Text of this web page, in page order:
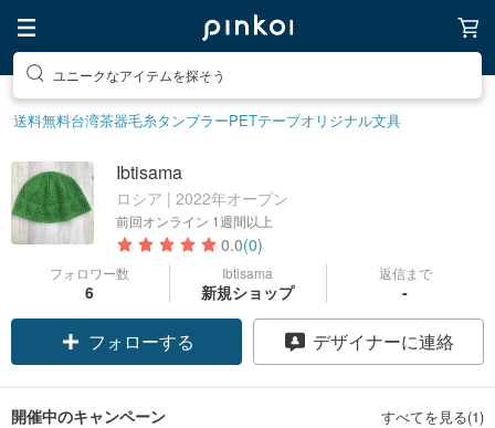
ユニークなアイテムを探そう
送料無料台湾茶器毛糸タンブラーPETテープオリジナル文具
Ibtisama
ロシア | 2022年オープン
前回オンライン 1週間以上
0.0(0)
フォロワー数
6
Ibtisama
新規ショップ
返信まで
-
フォローする デザイナーに連絡
開催中のキャンペーン すべてを見る(1)